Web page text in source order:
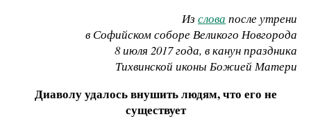
Изслова после утрени
в Софийском соборе Великого Новгорода
8 июля 2017 года, в канун праздника
Тихвинской иконы Божией Матери
Диаволу удалось внушить людям, что его не
существует